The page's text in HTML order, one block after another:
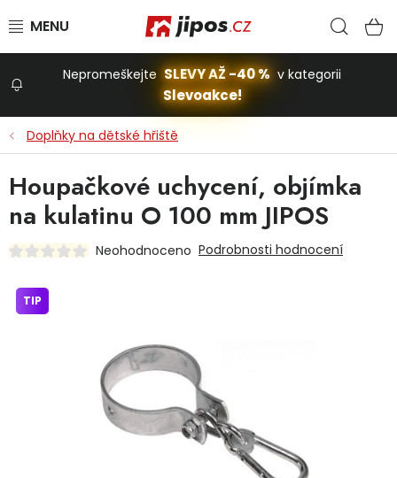
Stavba a dům
Domácnost
Dětská hřiště
Nepromeškejte SLEVY AŽ -40 % v kategorii
Slevoakce!
Doplňky na dětské hřiště
Houpačkové uchycení, objímka
na kulatinu O 100 mm JIPOS
Neohodnoceno Podrobnosti hodnocení
TIP